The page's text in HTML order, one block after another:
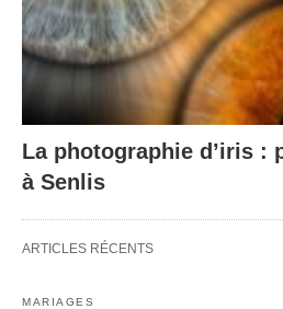
La photographie d’iris :
à Senlis
ARTICLES RÉCENTS
MARIAGES